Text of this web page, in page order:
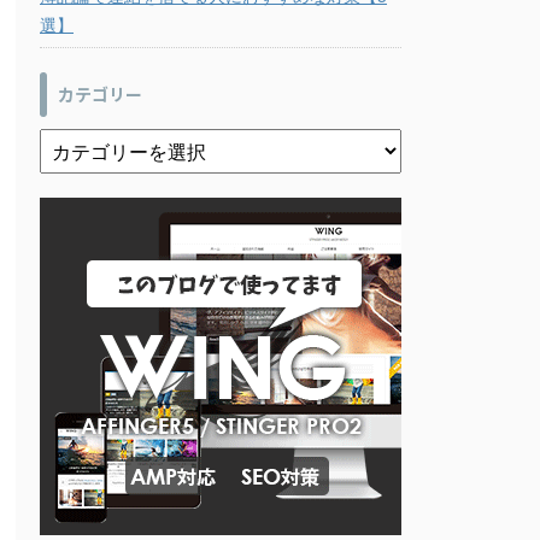
選】
カテゴリー